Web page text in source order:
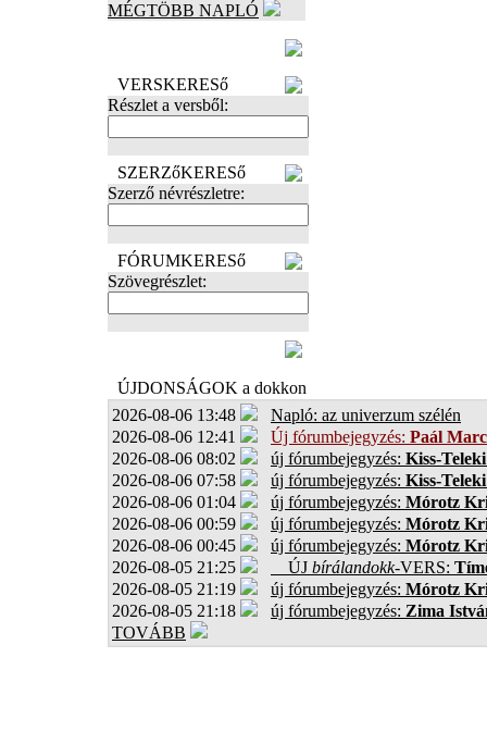
MÉGTÖBB NAPLÓ
VERSKERESő
Részlet a versből:
SZERZőKERESő
Szerző névrészletre:
FÓRUMKERESő
Szövegrészlet:
ÚJDONSÁGOK a dokkon
2026-08-06 13:48
Napló: az univerzum szélén
2026-08-06 12:41
Új fórumbejegyzés: Paál
2026-08-06 08:02
új fórumbejegyzés: Kiss-
2026-08-06 07:58
új fórumbejegyzés: Kiss-
2026-08-06 01:04
új fórumbejegyzés: Mórotz
2026-08-06 00:59
új fórumbejegyzés: Mórotz
2026-08-06 00:45
új fórumbejegyzés: Mórotz
2026-08-05 21:25
ÚJ bírálandokk-VERS:
2026-08-05 21:19
új fórumbejegyzés: Mórotz
2026-08-05 21:18
új fórumbejegyzés: Zima
TOVÁBB